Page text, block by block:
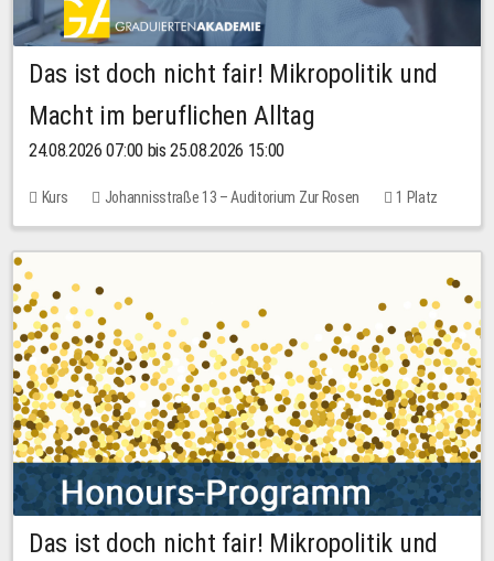
Das ist doch nicht fair! Mikropolitik und
Macht im beruflichen Alltag
24.08.2026 07:00 bis 25.08.2026 15:00
Kurs Johannisstraße 13 – Auditorium Zur Rosen
1 Platz
30,00 EUR
Das ist doch nicht fair! Mikropolitik und